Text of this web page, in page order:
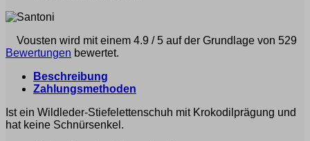
Vousten wird mit einem 4.9 / 5 auf der Grundlage von 529
Bewertungen bewertet.
Beschreibung
Zahlungsmethoden
Ist ein Wildleder-Stiefelettenschuh mit Krokodilprägung und
hat keine Schnürsenkel.